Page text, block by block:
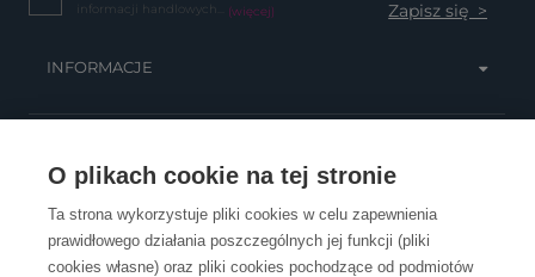
O plikach cookie na tej stronie
Ta strona wykorzystuje pliki cookies w celu zapewnienia
prawidłowego działania poszczególnych jej funkcji (pliki
cookies własne) oraz pliki cookies pochodzące od podmiotów
informacji handlowych... (więcej)
INFORMACJE
OBSŁUGA KLIENTA
KONTAKT